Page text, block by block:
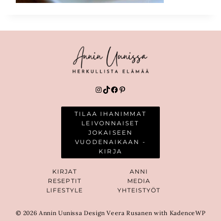
Instagram
TikTok
Facebook
Pinterest
TILAA IHANIMMAT
LEIVONNAISET
JOKAISEEN
VUODENAIKAAN -
KIRJA
KIRJAT
RESEPTIT
LIFESTYLE
ANNI
MEDIA
YHTEISTYÖT
© 2026 Annin Uunissa Design Veera Rusanen with KadenceWP